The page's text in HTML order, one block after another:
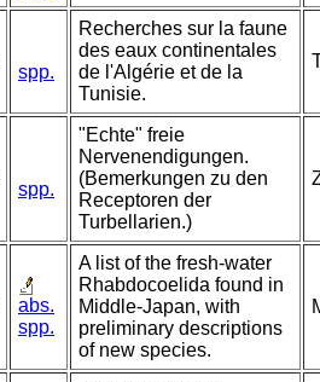
spp.
Recherches sur la faune
des eaux continentales
de l'Algérie et de la
Tunisie.
spp.
"Echte" freie
Nervenendigungen.
(Bemerkungen zu den
Receptoren der
Turbellarien.)
abs.
spp.
A list of the fresh-water
Rhabdocoelida found in
Middle-Japan, with
preliminary descriptions
of new species.